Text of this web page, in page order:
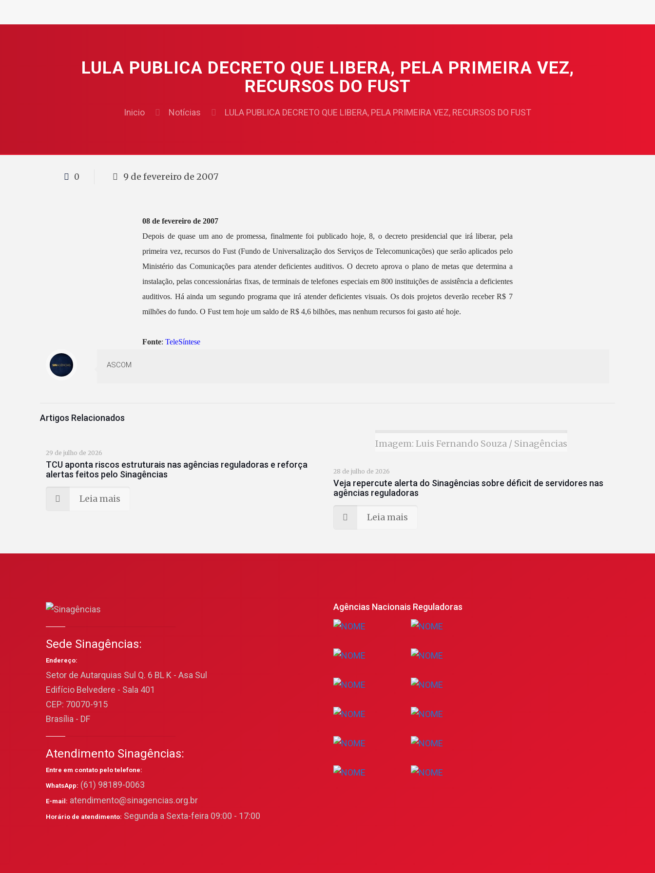
LULA PUBLICA DECRETO QUE LIBERA, PELA PRIMEIRA VEZ,
RECURSOS DO FUST
Inicio Notícias LULA PUBLICA DECRETO QUE LIBERA, PELA PRIMEIRA VEZ, RECURSOS DO FUST
0 9 de fevereiro de 2007
08 de fevereiro de 2007
Depois de quase um ano de promessa, finalmente foi publicado hoje, 8, o decreto presidencial que irá liberar, pela
primeira vez, recursos do Fust (Fundo de Universalização dos Serviços de Telecomunicações) que serão aplicados pelo
Ministério das Comunicações para atender deficientes auditivos. O decreto aprova o plano de metas que determina a
instalação, pelas concessionárias fixas, de terminais de telefones especiais em 800 instituições de assistência a deficientes
auditivos. Há ainda um segundo programa que irá atender deficientes visuais. Os dois projetos deverão receber R$ 7
milhões do fundo. O Fust tem hoje um saldo de R$ 4,6 bilhões, mas nenhum recursos foi gasto até hoje.
Fonte: TeleSíntese
ASCOM
Artigos Relacionados
29 de julho de 2026
TCU aponta riscos estruturais nas agências reguladoras e reforça
alertas feitos pelo Sinagências
Leia mais
Imagem: Luis Fernando Souza / Sinagências
28 de julho de 2026
Veja repercute alerta do Sinagências sobre déficit de servidores nas
agências reguladoras
Leia mais
Sede Sinagências:
Endereço:
Setor de Autarquias Sul Q. 6 BL K - Asa Sul
Edifício Belvedere - Sala 401
CEP: 70070-915
Brasília - DF
Atendimento Sinagências:
Entre em contato pelo telefone:
WhatsApp: (61) 98189-0063
E-mail: atendimento@sinagencias.org.br
Horário de atendimento: Segunda a Sexta-feira 09:00 - 17:00
Agências Nacionais Reguladoras